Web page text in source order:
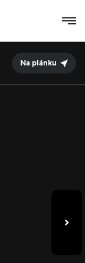
Na plánku